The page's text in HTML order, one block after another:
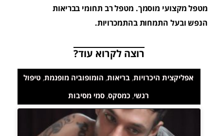
מטפל מקצועי מוסמך. מטפל רב תחומי בבריאות
הנפש ובעל התמחות בהתמכרויות.
רוצה לקרוא עוד?
אפליקצית היכרויות, בריאות, הומופוביה מופנמת, טיפול
רגשי, כמסקס, סמי מסיבות